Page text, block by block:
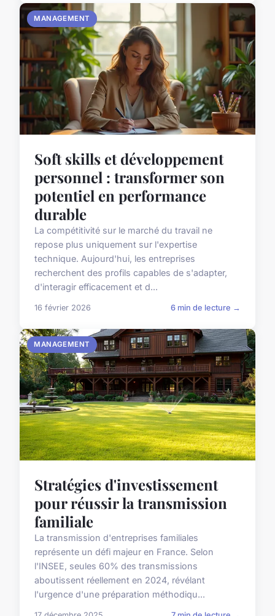
MANAGEMENT
Soft skills et développement
personnel : transformer son
potentiel en performance
durable
La compétitivité sur le marché du travail ne
repose plus uniquement sur l'expertise
technique. Aujourd'hui, les entreprises
recherchent des profils capables de s'adapter,
d'interagir efficacement et d...
16 février 2026 6 min de lecture →
MANAGEMENT
Stratégies d'investissement
pour réussir la transmission
familiale
La transmission d'entreprises familiales
représente un défi majeur en France. Selon
l'INSEE, seules 60% des transmissions
aboutissent réellement en 2024, révélant
l'urgence d'une préparation méthodiqu...